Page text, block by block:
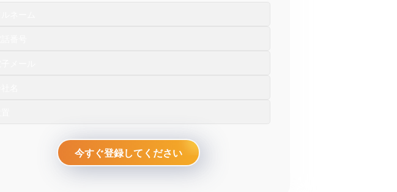
今すぐ登録してください